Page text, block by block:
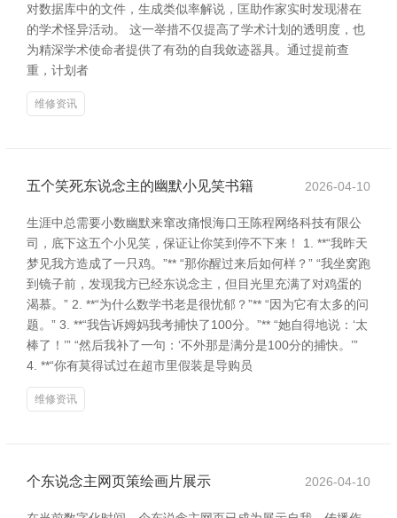
对数据库中的文件，生成类似率解说，匡助作家实时发现潜在
的学术怪异活动。 这一举措不仅提高了学术计划的透明度，也
为精深学术使命者提供了有劲的自我敛迹器具。通过提前查
重，计划者
维修资讯
五个笑死东说念主的幽默小见笑书籍 2026-04-10
生涯中总需要小数幽默来窜改痛恨海口王陈程网络科技有限公
司，底下这五个小见笑，保证让你笑到停不下来！ 1. **“我昨天
梦见我方造成了一只鸡。”** “那你醒过来后如何样？” “我坐窝跑
到镜子前，发现我方已经东说念主，但目光里充满了对鸡蛋的
渴慕。” 2. **“为什么数学书老是很忧郁？”** “因为它有太多的问
题。” 3. **“我告诉姆妈我考捕快了100分。”** “她自得地说：‘太
棒了！’” “然后我补了一句：‘不外那是满分是100分的捕快。’”
4. **“你有莫得试过在超市里假装是导购员
维修资讯
个东说念主网页策绘画片展示 2026-04-10